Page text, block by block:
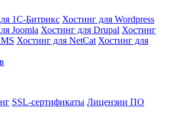
1С-Битрикс Хостинг для Wordpress
Joomla Хостинг для Drupal Хостинг
Хостинг для NetCat Хостинг для
SSL-сертификаты Лицензии ПО